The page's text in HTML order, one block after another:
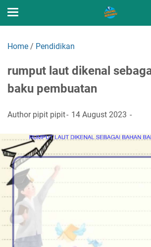
Home / Pendidikan
rumput laut dikenal
baku pembuatan
Author pipit pipit 14 August 2023